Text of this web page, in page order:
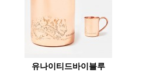
유나이티드바이블루